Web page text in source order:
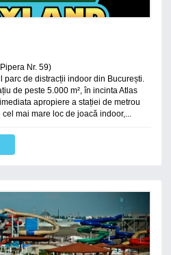
Nr. 59)
parc de distracții indoor din București.
de peste 5.000 m², în incinta Atlas
apropiere a stației de metrou
mai mare loc de joacă indoor,...